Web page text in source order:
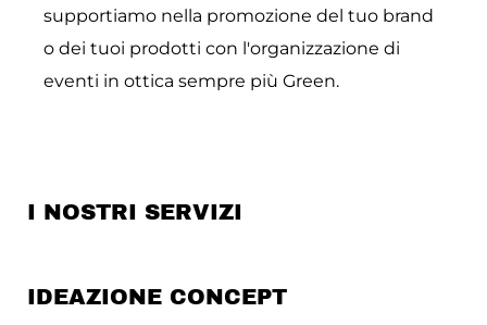
supportiamo nella promozione del tuo brand
o dei tuoi prodotti con l'organizzazione di
eventi in ottica sempre più Green.
I NOSTRI SERVIZI
IDEAZIONE CONCEPT